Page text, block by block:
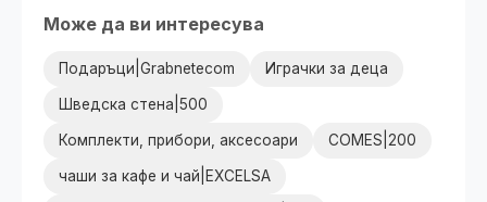
Може да ви интересува
Подаръци|Grabnetecom Играчки за деца
Шведска стена|500
Комплекти, прибори, аксесоари COMES|200
чаши за кафе и чай|EXCELSA